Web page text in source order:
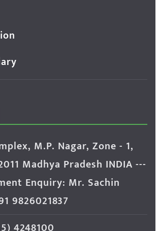
M.P. Nagar, Zone - 1,
Madhya Pradesh INDIA ---
Enquiry: Mr. Sachin
9826021837